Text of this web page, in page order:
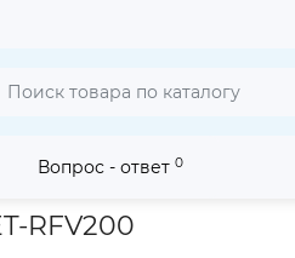
Вопрос - ответ 0
Фильтры Проекторов
RFV200